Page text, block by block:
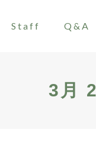
Staff Q&A
3月